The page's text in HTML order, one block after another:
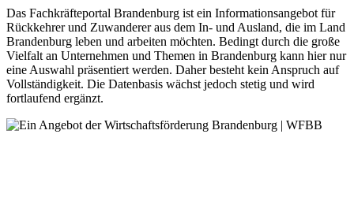
Das Fachkräfteportal Brandenburg ist ein Informationsangebot für
Rückkehrer und Zuwanderer aus dem In- und Ausland, die im Land
Brandenburg leben und arbeiten möchten. Bedingt durch die große
Vielfalt an Unternehmen und Themen in Brandenburg kann hier nur
eine Auswahl präsentiert werden. Daher besteht kein Anspruch auf
Vollständigkeit. Die Datenbasis wächst jedoch stetig und wird
fortlaufend ergänzt.